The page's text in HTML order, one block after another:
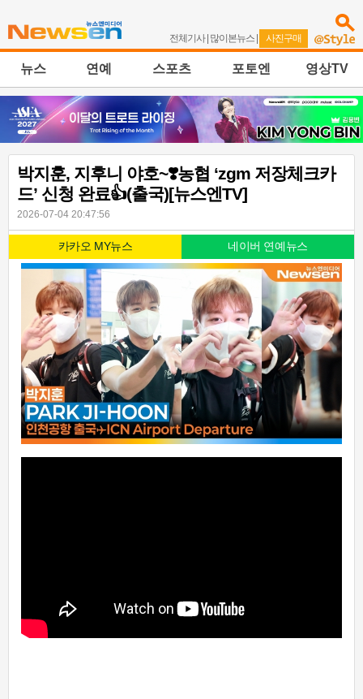
전체기사| 많이본뉴스 | 사진구매
뉴스 연예 스포츠 포토엔 영상TV
박지훈, 지후니 야호~❣️농협 ‘zgm 저장체크카
드’ 신청 완료👍(출국)[뉴스엔TV]
2026-07-04 20:47:56
카카오 MY뉴스 네이버 연예뉴스